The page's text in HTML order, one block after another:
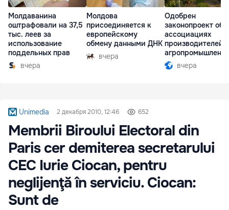
Молдаванина
оштрафовали на 37,5
тыс. леев за
использование
поддельных прав
вчера
Молдова
присоединяется к
европейскому
обмену данными ДНК
вчера
Одобрен
законопроект об
ассоциациях
производителей в
комплексе
вчера
Unimedia 2 декабря 2010, 12:46 652
Membrii Biroului Electoral din
Paris cer demiterea secretarului
CEC Iurie Ciocan, pentru
neglijenţă în serviciu. Ciocan:
Sunt de